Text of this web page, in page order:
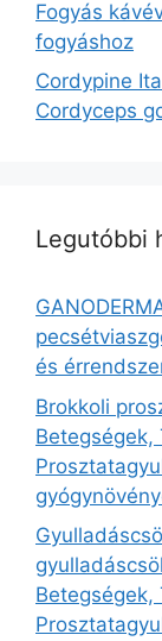
Fogyás
fogyáshoz
Cordypine
Cordyceps
Legutóbbi
és
Brokkoli
Betegségek,
Betegségek,